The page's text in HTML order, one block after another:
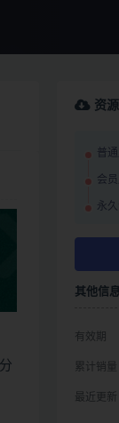
资
普
会
永
其他信息
有效期
累计销量
最近更新